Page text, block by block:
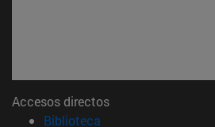
Accesos directos
Biblioteca